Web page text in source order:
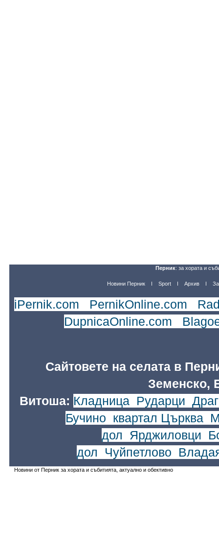
Перник: за хората и
Новини Перник Sport Архив
iPernik.com PernikOnline.com
DupnicaOnline.com
Сайтовете на селата в
Земенско,
Витоша: Кладница, Рударци
Бучино квартал Църква
дол
Ярджиловци
дол
Чуйпетлово
Новини от Перник за хората и събитията, актуално и обективно